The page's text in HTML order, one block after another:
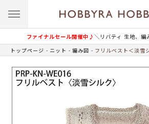
ファイナルセール開催中♪＼リバティ 生地、編
トップページ ニット 編み図 フリルベスト＜淡雪